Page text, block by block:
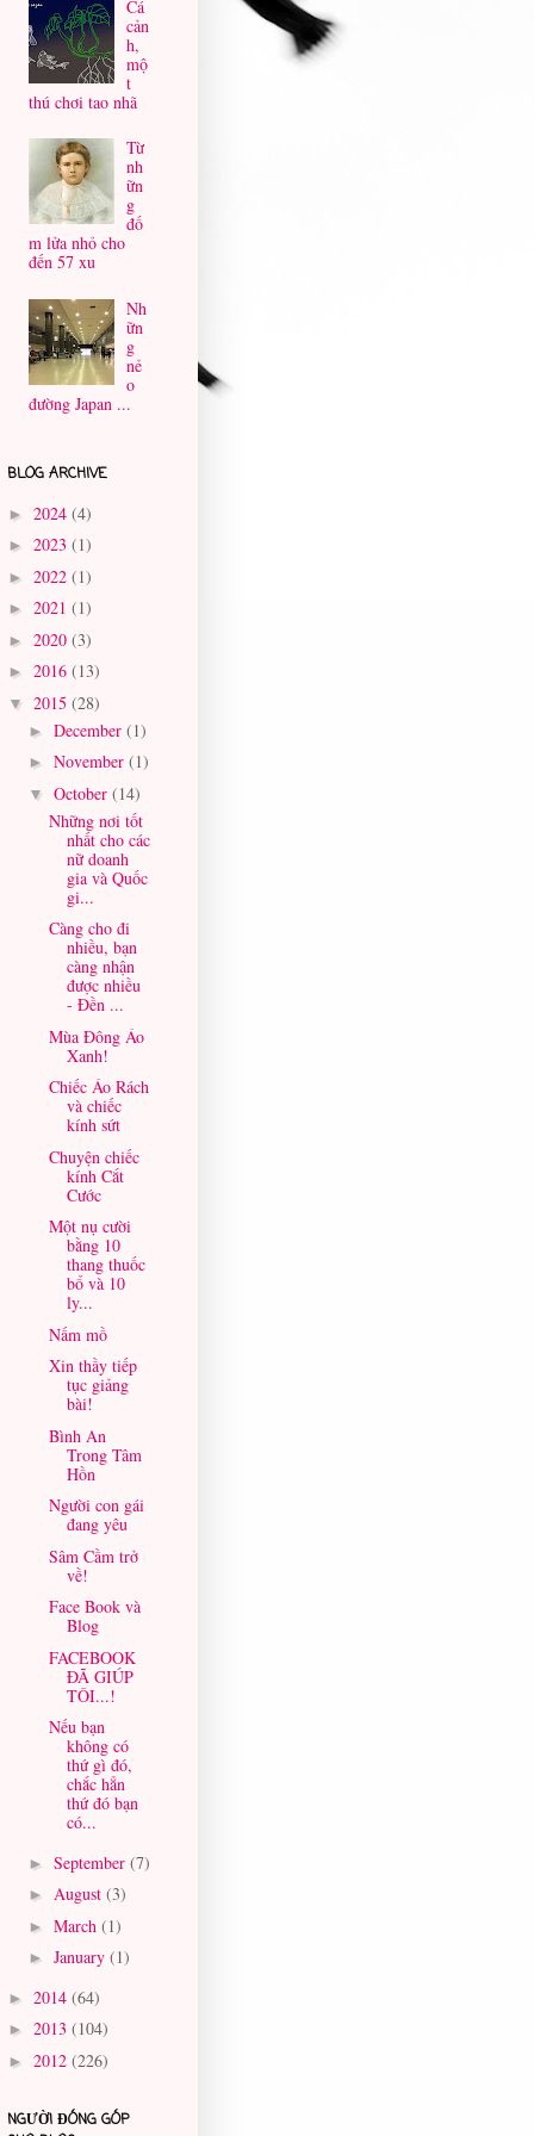
Cá
cản
h,
mộ
t
thú chơi tao nhã
Từ
nh
ữn
g
đố
m lửa nhỏ cho
đến 57 xu
Nh
ữn
g
nẻ
o
đường Japan ...
BLOG ARCHIVE
► 2024 (4)
► 2023 (1)
► 2022 (1)
► 2021 (1)
► 2020 (3)
► 2016 (13)
▼ 2015 (28)
► December (1)
► November (1)
▼ October (14)
Những nơi tốt
nhất cho các
nữ doanh
gia và Quốc
gi...
Càng cho đi
nhiều, bạn
càng nhận
được nhiều
- Đền ...
Mùa Đông Áo
Xanh!
Chiếc Áo Rách
và chiếc
kính sứt
Chuyện chiếc
kính Cắt
Cước
Một nụ cười
bằng 10
thang thuốc
bổ và 10
ly...
Nấm mồ
Xin thầy tiếp
tục giảng
bài!
Bình An
Trong Tâm
Hồn
Người con gái
đang yêu
Sâm Cầm trở
về!
Face Book và
Blog
FACEBOOK
ĐÃ GIÚP
TÔI...!
Nếu bạn
không có
thứ gì đó,
chắc hẳn
thứ đó bạn
có...
► September (7)
► August (3)
► March (1)
► January (1)
► 2014 (64)
► 2013 (104)
► 2012 (226)
NGƯỜI ĐÓNG GÓP